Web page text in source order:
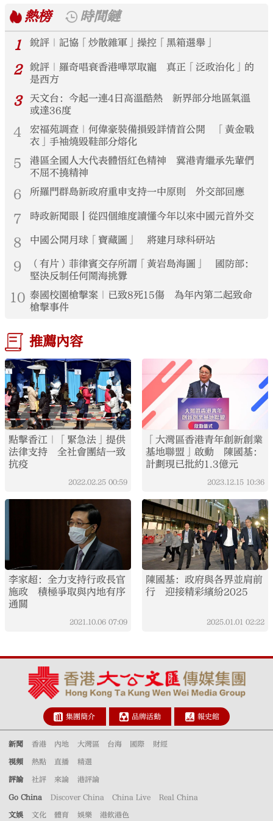
熱榜
時間鏈
1
銳評｜記協「炒散雜軍」操控「黑箱選舉」
2
銳評｜羅奇唱衰香港嘩眾取寵 真正「泛政治化」的
是西方
3
天文台：今起一連4日高溫酷熱 新界部分地區氣溫
或達36度
4
宏福苑調查｜何偉豪裝備損毀詳情首公開 「黃金戰
衣」手袖燒毀鞋部分熔化
5
港區全國人大代表體悟紅色精神 冀港青繼承先輩們
不屈不撓精神
6 所羅門群島新政府重申支持一中原則 外交部回應
7 時政新聞眼丨從四個維度讀懂今年以來中國元首外交
8 中國公開月球「寶藏圖」 將建月球科研站
9
（有片）菲律賓交存所謂「黃岩島海圖」 國防部：
堅決反制任何鬧海挑釁
10 泰國校園槍擊案｜已致8死15傷 為年內第二起致命
槍擊事件
推薦內容
點擊香江｜「緊急法」提供
法律支持 全社會團結一致
抗疫
2022.02.25 00:59
「大灣區香港青年創新創業
基地聯盟」啟動 陳國基：
計劃現已批約1.3億元
2023.12.15 10:36
李家超：全力支持行政長官
施政 積極爭取與內地有序
通關
2021.10.06 07:09
陳國基：政府與各界並肩前
行 迎接精彩繽紛2025
2025.01.01 02:22
集團簡介 品牌活動 報史館
新聞 香港 內地 大灣區 台海 國際 財經
視頻 熱點 直播 精選
評論 社評 來論 港評論
Go China Discover China China Live Real China
文娛 文化 體育 娛樂 港飲港色